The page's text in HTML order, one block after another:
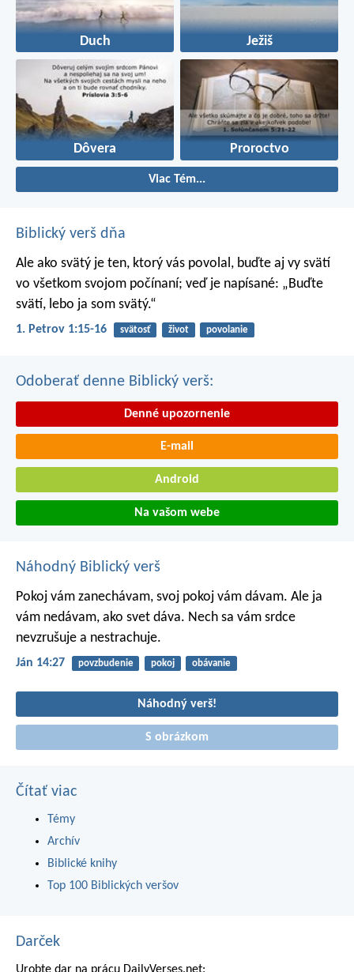
Duch Ježiš
Dôvera Proroctvo
Viac Tém...
Biblický verš dňa
Ale ako svätý je ten, ktorý vás povolal, buďte aj vy svätí
vo všetkom svojom počínaní; veď je napísané: „Buďte
svätí, lebo ja som svätý.“
1. Petrov 1:15-16 svätosť život povolanie
Odoberať denne Biblický verš:
Denné upozornenie
E-mail
Android
Na vašom webe
Náhodný Biblický verš
Pokoj vám zanechávam, svoj pokoj vám dávam. Ale ja
vám nedávam, ako svet dáva. Nech sa vám srdce
nevzrušuje a nestrachuje.
Ján 14:27 povzbudenie pokoj obávanie
Náhodný verš!
S obrázkom
Čítať viac
Témy
Archív
Biblické knihy
Top 100 Biblických veršov
Darček
Urobte dar na prácu DailyVerses.net: